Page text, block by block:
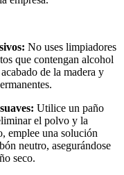
No uses limpiadores
que contengan alcohol
de la madera y
Utilice un paño
el polvo y la
emplee una solución
neutro, asegurándose
seco.